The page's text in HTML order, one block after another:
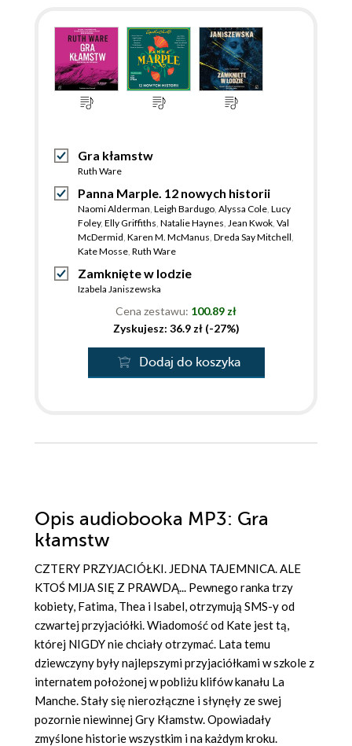
Gra kłamstw
Ruth Ware
Panna Marple. 12 nowych historii
Naomi Alderman, Leigh Bardugo, Alyssa Cole, Lucy
Foley, Elly Griffiths, Natalie Haynes, Jean Kwok, Val
McDermid, Karen M. McManus, Dreda Say Mitchell,
Kate Mosse, Ruth Ware
Zamknięte w lodzie
Izabela Janiszewska
Cena zestawu: 100.89 zł
Zyskujesz: 36.9 zł (-27%)
Dodaj do koszyka
Opis audiobooka MP3: Gra
kłamstw
CZTERY PRZYJACIÓŁKI. JEDNA TAJEMNICA. ALE
KTOŚ MIJA SIĘ Z PRAWDĄ... Pewnego ranka trzy
kobiety, Fatima, Thea i Isabel, otrzymują SMS-y od
czwartej przyjaciółki. Wiadomość od Kate jest tą,
której NIGDY nie chciały otrzymać. Lata temu
dziewczyny były najlepszymi przyjaciółkami w szkole z
internatem położonej w pobliżu klifów kanału La
Manche. Stały się nierozłączne i słynęły ze swej
pozornie niewinnej Gry Kłamstw. Opowiadały
zmyślone historie wszystkim i na każdym kroku.